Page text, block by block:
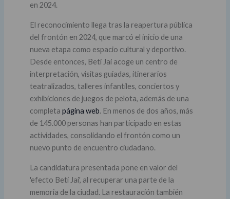
en 2024.
El reconocimiento llega tras la reapertura pública
del frontón en 2024, que marcó el inicio de una
nueva etapa como espacio cultural y deportivo.
Desde entonces, Beti Jai acoge un centro de
interpretación, visitas guiadas, itinerarios
teatralizados, talleres infantiles, conciertos y
exhibiciones de juegos de pelota, además de una
completa página web. En menos de dos años, más
de 145.000 personas han participado en estas
actividades, consolidando el frontón como un
nuevo punto de encuentro ciudadano.
La candidatura presentada pone en valor del
'efecto Beti Jai', al recuperar una parte de la
memoria de la ciudad. La restauración también